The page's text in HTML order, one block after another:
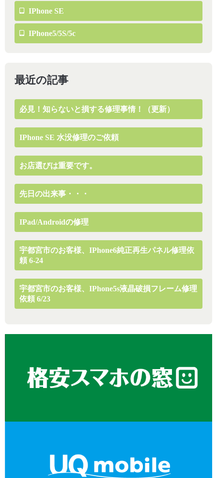
IPhone SE
IPhone5/5S/5c
最近の記事
必見！知らないと損する修理事情！（更新）
IPhone SE 水没修理のご依頼
お店選びは重要です。
先日の出来事・・・
IPad/Androidの修理
宇都宮市のお客様、iPhone6純正再生パネル修理依
頼 6-24
宇都宮市のお客様、iPhone5s液晶破損フレーム修理
依頼 6/23